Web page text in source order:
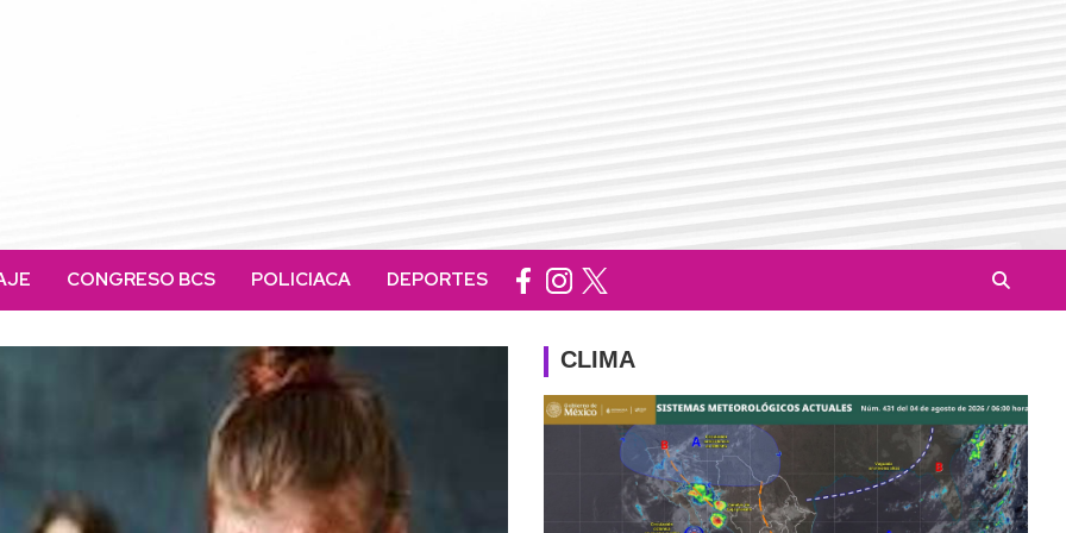
CONGRESO BCS POLICIACA DEPORTES
CLIMA